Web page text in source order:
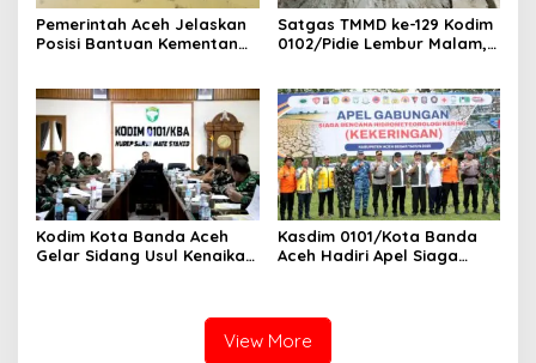
Pemerintah Aceh Jelaskan
Posisi Bantuan Kementan
Satgas TMMD ke-129 Kodim
0102/Pidie Lembur Malam,
Kodim Kota Banda Aceh
Gelar Sidang Usul Kenaikan
Kasdim 0101/Kota Banda
Aceh Hadiri Apel Siaga
Perkuat Kesiapsiagaan
Hadapi Ancaman
Kekeringan
View More